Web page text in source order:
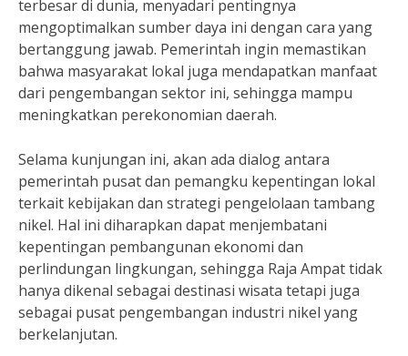
terbesar di dunia, menyadari pentingnya
mengoptimalkan sumber daya ini dengan cara yang
bertanggung jawab. Pemerintah ingin memastikan
bahwa masyarakat lokal juga mendapatkan manfaat
dari pengembangan sektor ini, sehingga mampu
meningkatkan perekonomian daerah.
Selama kunjungan ini, akan ada dialog antara
pemerintah pusat dan pemangku kepentingan lokal
terkait kebijakan dan strategi pengelolaan tambang
nikel. Hal ini diharapkan dapat menjembatani
kepentingan pembangunan ekonomi dan
perlindungan lingkungan, sehingga Raja Ampat tidak
hanya dikenal sebagai destinasi wisata tetapi juga
sebagai pusat pengembangan industri nikel yang
berkelanjutan.